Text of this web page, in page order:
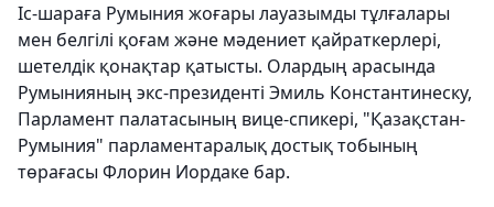
Іс-шараға Румыния жоғары лауазымды тұлғалары
мен белгілі қоғам және мәдениет қайраткерлері,
шетелдік қонақтар қатысты. Олардың арасында
Румынияның экс-президенті Эмиль Константинеску,
Парламент палатасының вице-спикері, "Қазақстан-
Румыния" парламентаралық достық тобының
төрағасы Флорин Иордаке бар.